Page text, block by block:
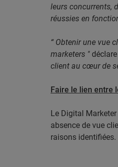
leurs concurrents,
réussies en
“ Obtenir une vue
marketers " déclare
client au cœur de
Faire le lien entre
Le Digital
absence de vue
raisons identifiées.